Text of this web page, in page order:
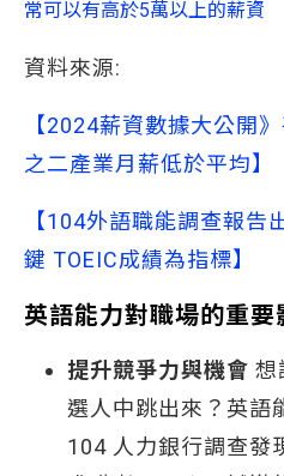
資料來源:
【2024薪資數據大公開
之二產業月薪低於平均】
【104外語職能調查報告
鍵 TOEIC成績為指標】
英語能力對職場的重要
提升競爭力與機會 想
選人中跳出來？英語
104 人力銀行調查發